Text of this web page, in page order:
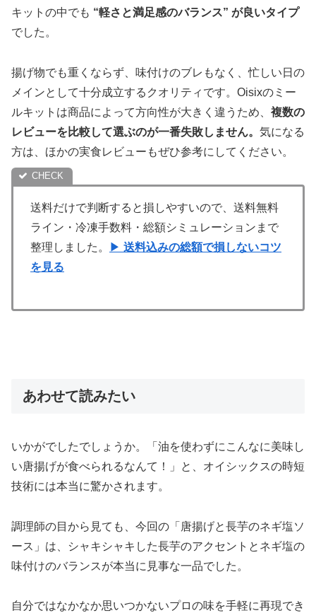
キットの中でも “軽さと満足感のバランス” が良いタイプ
でした。
揚げ物でも重くならず、味付けのブレもなく、忙しい日の
メインとして十分成立するクオリティです。Oisixのミー
ルキットは商品によって方向性が大きく違うため、 複数の
レビューを比較して選ぶのが一番失敗しません。 気になる
方は、ほかの実食レビューもぜひ参考にしてください。
送料だけで判断すると損しやすいので、送料無料
ライン・冷凍手数料・総額シミュレーションまで
整理しました。
▶ 送料込みの総額で損しないコツ
を見る
あわせて読みたい
いかがでしたでしょうか。「油を使わずにこんなに美味し
い唐揚げが食べられるなんて！」と、オイシックスの時短
技術には本当に驚かされます。
調理師の目から見ても、今回の「唐揚げと長芋のネギ塩ソ
ース」は、シャキシャキした長芋のアクセントとネギ塩の
味付けのバランスが本当に見事な一品でした。
自分ではなかなか思いつかないプロの味を手軽に再現でき